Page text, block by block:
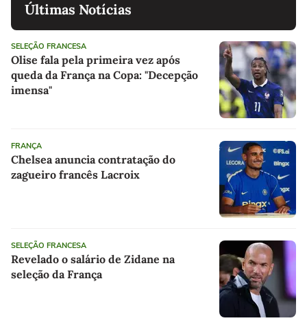
Últimas Notícias
SELEÇÃO FRANCESA
Olise fala pela primeira vez após
queda da França na Copa: "Decepção
imensa"
FRANÇA
Chelsea anuncia contratação do
zagueiro francês Lacroix
SELEÇÃO FRANCESA
Revelado o salário de Zidane na
seleção da França